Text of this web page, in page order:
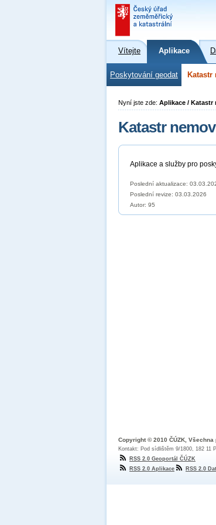
Vítejte Aplikace
Poskytování geodat Katastr
Nyní jste zde: Aplikace / Katastr
Katastr
Aplikace a služby pro
Poslední aktualizace:
Poslední revize: 03.03.2026
Autor: 95
Copyright © 2010 ČÚZK, Všechna
Kontakt: Pod sídlištěm 9/1800, 182 11
RSS 2.0 Geoportál ČÚZK
RSS 2.0 Aplikace
RSS 2.0